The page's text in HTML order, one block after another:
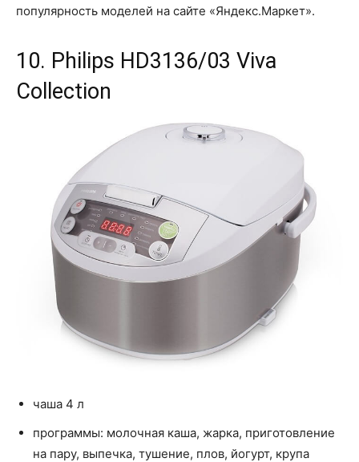
популярность моделей на сайте «Яндекс.Маркет».
10. Philips HD3136/03 Viva
Collection
чаша 4 л
программы: молочная каша, жарка, приготовление
на пару, выпечка, тушение, плов, йогурт, крупа